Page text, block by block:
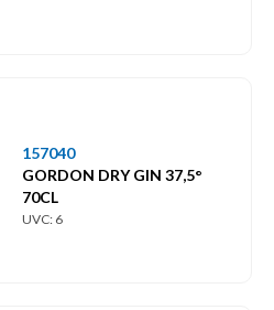
157040
GORDON DRY GIN 37,5°
70CL
UVC: 6